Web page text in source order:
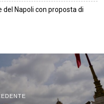
del Napoli con proposta di